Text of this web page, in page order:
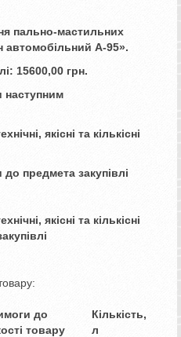
пально-мастильних
автомобільний А-95».
15600,00 грн.
наступним
якісні та кількісні
до предмета закупівлі
якісні та кількісні
до
товару
Кількість,
л